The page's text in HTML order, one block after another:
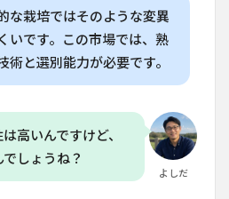
な栽培ではそのような変異
いです。この市場では、熟
術と選別能力が必要です。
よしだ
高いんですけど、
しょうね？